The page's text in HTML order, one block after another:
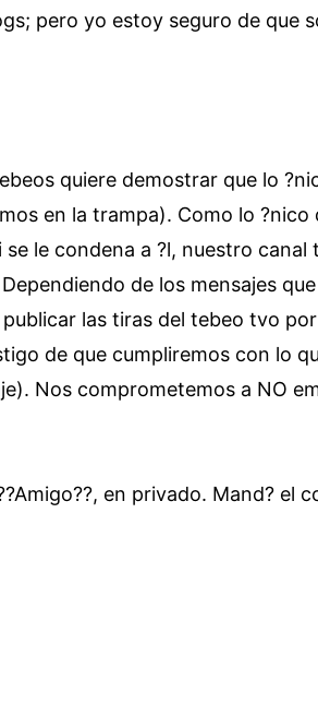
pero yo estoy seguro de que
quiere demostrar que lo
en la trampa). Como lo
le condena a ?l, nuestro
de los mensajes
las tiras del tebeo tvo
de que cumpliremos con lo
Nos comprometemos a NO
en privado. Mand? el